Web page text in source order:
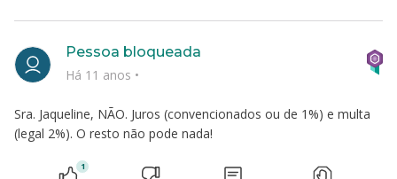
Sra. Jaqueline, NÃO. Juros (convencionados ou de 1%) e multa
(legal 2%). O resto não pode nada!
Pessoa bloqueada
Há 11 anos •
1